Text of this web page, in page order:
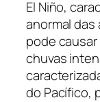
El Niño,
anormal das
pode
chuvas
do Pacífico,